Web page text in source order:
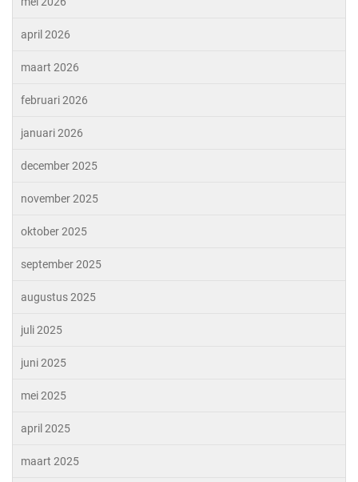
april 2026
maart 2026
februari 2026
januari 2026
december 2025
november 2025
oktober 2025
september 2025
augustus 2025
juli 2025
juni 2025
mei 2025
april 2025
maart 2025